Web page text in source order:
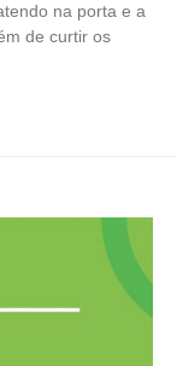
na porta e a
de curtir os